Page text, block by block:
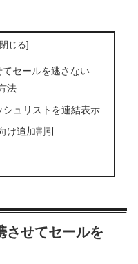
セールを逃さない
法
ュリストを連結表示
け追加割引
せてセールを